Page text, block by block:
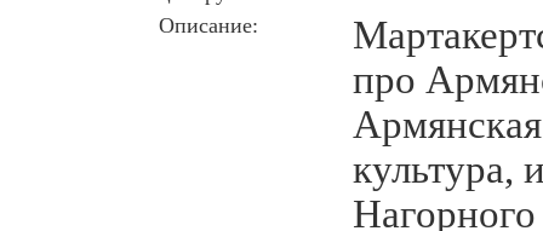
Описание:
про
культура,